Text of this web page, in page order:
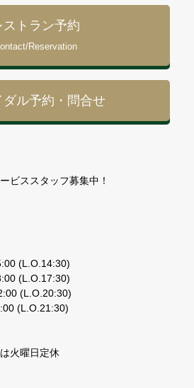
ストラン予約
Reservation
ダル予約・問合せ
ビススタッフ募集中！
(L.O.14:30)
(L.O.17:30)
(L.O.20:30)
(L.O.21:30)
火曜日定休